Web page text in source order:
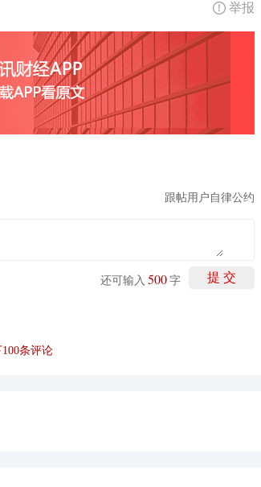
举报
跟帖用户自律公约
提 交
还可输入 500 字
100条评论